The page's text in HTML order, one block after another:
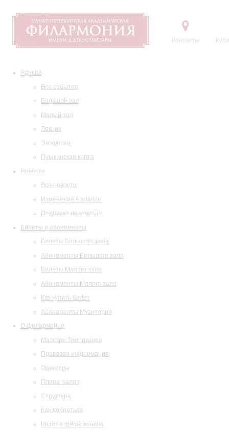
Контакты
Афиша
Все события
Большой зал
Малый зал
Лекции
Экскурсии
Пушкинская карта
Новости
Все новости
Изменения в афише
Подписка на новости
Билеты и абонементы
Билеты Большого зала
Абонементы Большого зала
Билеты Малого зала
Абонементы Малого зала
Как купить билет
Абонементы Музитория
О филармонии
Маэстро Темирканов
Правовая информация
Оркестры
Планы залов
Структура
Как добраться
Визит в филармонию